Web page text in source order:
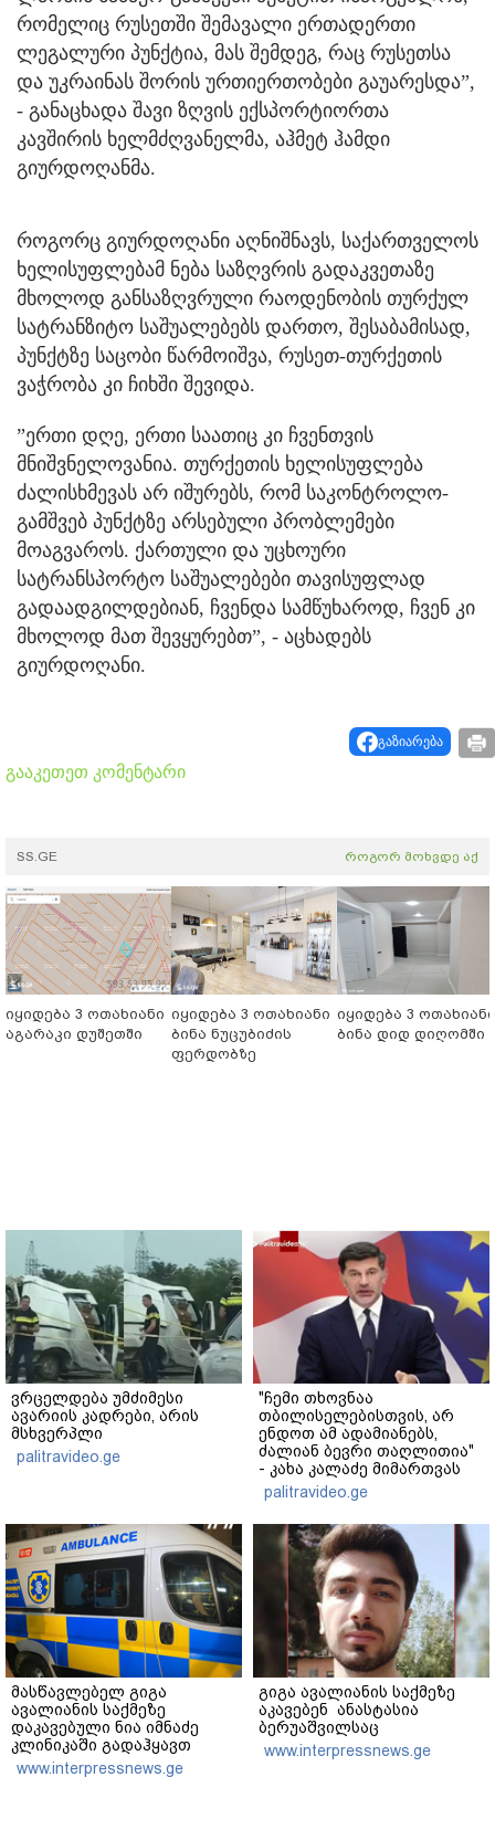
რომელიც რუსეთში შემავალი ერთადერთი
ლეგალური პუნქტია, მას შემდეგ, რაც რუსეთსა
და უკრაინას შორის ურთიერთობები გაუარესდა”,
- განაცხადა შავი ზღვის ექსპორტიორთა
კავშირის ხელმძღვანელმა, აჰმეტ ჰამდი
გიურდოღანმა.
როგორც გიურდოღანი აღნიშნავს, საქართველოს
ხელისუფლებამ ნება საზღვრის გადაკვეთაზე
მხოლოდ განსაზღვრული რაოდენობის თურქულ
სატრანზიტო საშუალებებს დართო, შესაბამისად,
პუნქტზე საცობი წარმოიშვა, რუსეთ-თურქეთის
ვაჭრობა კი ჩიხში შევიდა.
”ერთი დღე, ერთი საათიც კი ჩვენთვის
მნიშვნელოვანია. თურქეთის ხელისუფლება
ძალისხმევას არ იშურებს, რომ საკონტროლო-
გამშვებ პუნქტზე არსებული პრობლემები
მოაგვაროს. ქართული და უცხოური
სატრანსპორტო საშუალებები თავისუფლად
გადაადგილდებიან, ჩვენდა სამწუხაროდ, ჩვენ კი
მხოლოდ მათ შევყურებთ”, - აცხადებს
გიურდოღანი.
გაზიარება
გააკეთეთ კომენტარი
SS.GE როგორ მოხვდე აქ
იყიდება 3 ოთახიანი
აგარაკი დუშეთში
იყიდება 3 ოთახიანი
ბინა ნუცუბიძის
ფერდობზე
იყიდება 3 ოთახიანი
ბინა დიდ დიღომში
ვრცელდება უმძიმესი
ავარიის კადრები, არის
მსხვერპლი
palitravideo.ge
"ჩემი თხოვნაა
თბილისელებისთვის, არ
ენდოთ ამ ადამიანებს,
ძალიან ბევრი თაღლითია"
- კახა კალაძე მიმართვას
ავრცელებს
palitravideo.ge
მასწავლებელ გიგა
ავალიანის საქმეზე
დაკავებული ნია იმნაძე
კლინიკაში გადაჰყავთ
www.interpressnews.ge
გიგა ავალიანის საქმეზე
აკავებენ ანასტასია
ბერუაშვილსაც
www.interpressnews.ge